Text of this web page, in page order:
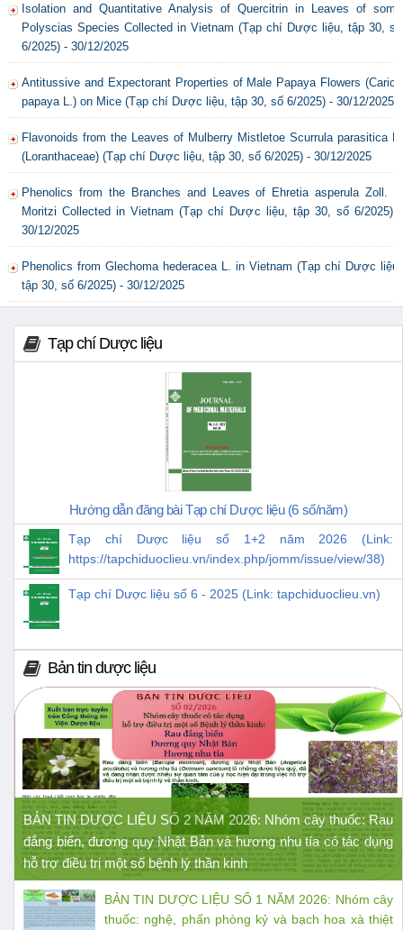
Isolation and Quantitative Analysis of Quercitrin in Leaves of some
Polyscias Species Collected in Vietnam (Tạp chí Dược liệu, tập 30, số
6/2025) - 30/12/2025
Antitussive and Expectorant Properties of Male Papaya Flowers (Carica
papaya L.) on Mice (Tạp chí Dược liệu, tập 30, số 6/2025) - 30/12/2025
Flavonoids from the Leaves of Mulberry Mistletoe Scurrula parasitica L.
(Loranthaceae) (Tạp chí Dược liệu, tập 30, số 6/2025) - 30/12/2025
Phenolics from the Branches and Leaves of Ehretia asperula Zoll. &
Moritzi Collected in Vietnam (Tạp chí Dược liệu, tập 30, số 6/2025) -
30/12/2025
Phenolics from Glechoma hederacea L. in Vietnam (Tạp chí Dược liệu,
tập 30, số 6/2025) - 30/12/2025
Tạp chí Dược liệu
Hướng dẫn đăng bài Tạp chí Dược liệu (6 số/năm)
Tạp chí Dược liệu số 1+2 năm 2026 (Link:
https://tapchiduoclieu.vn/index.php/jomm/issue/view/38)
Tạp chí Dược liệu số 6 - 2025 (Link: tapchiduoclieu.vn)
Bản tin dược liệu
BẢN TIN DƯỢC LIỆU SỐ 2 NĂM 2026: Nhóm cây thuốc: Rau
đắng biển, đương quy Nhật Bản và hương nhu tía có tác dụng
hỗ trợ điều trị một số bệnh lý thần kinh
BẢN TIN DƯỢC LIỆU SỐ 1 NĂM 2026: Nhóm cây
thuốc: nghệ, phấn phòng kỷ và bạch hoa xà thiệt